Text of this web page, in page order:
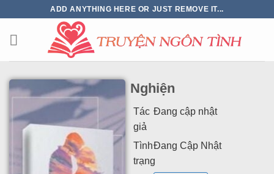
ADD ANYTHING HERE OR JUST REMOVE IT...
Nghiện
Tác
giả
Đang cập nhật
Tình
trạng
Đang Cập Nhật